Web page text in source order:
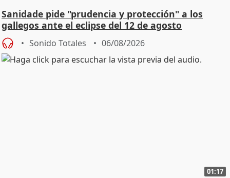
Sanidade pide "prudencia y protección" a los
gallegos ante el eclipse del 12 de agosto
Sonido Totales 06/08/2026
01:17